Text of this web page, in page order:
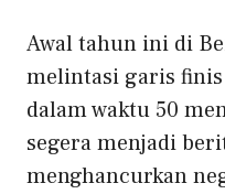
Awal tahun ini di
melintasi garis
dalam waktu 50
segera menjadi
menghancurkan